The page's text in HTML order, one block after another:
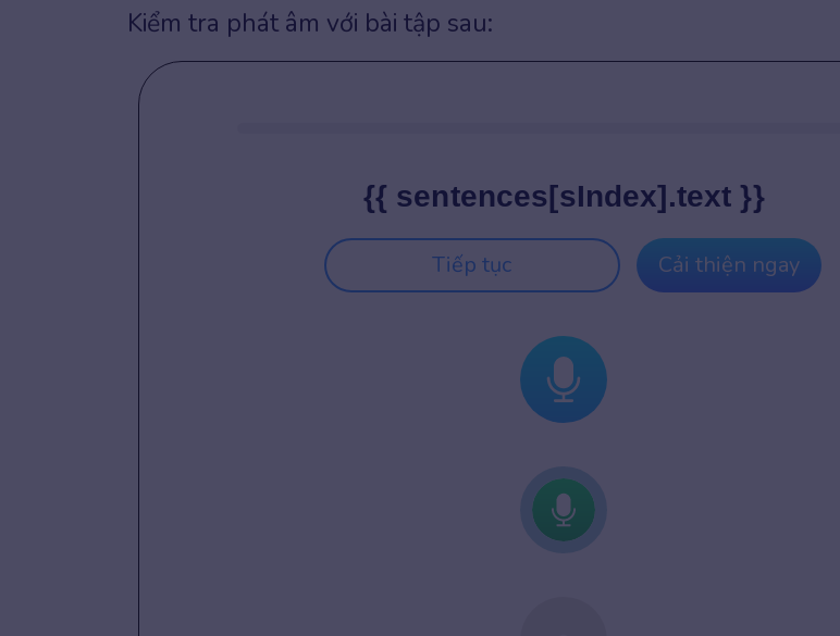
Kiểm tra phát âm với bài tập sau:
{{ sentences[sIndex].text }}
Tiếp tục Cải thiện ngay